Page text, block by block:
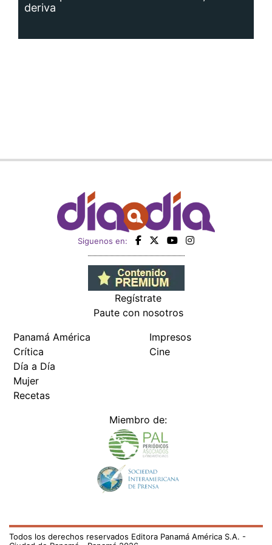
deriva
Siguenos en:
Regístrate
Paute con nosotros
Panamá América
Crítica
Día a Día
Mujer
Recetas
Impresos
Cine
Miembro de:
Todos los derechos reservados Editora Panamá América S.A. -